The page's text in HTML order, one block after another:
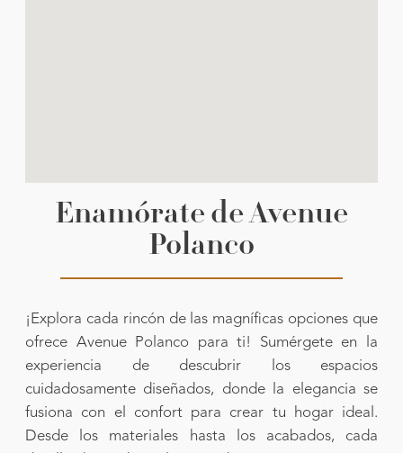
Enamórate de Avenue
Polanco
¡Explora cada rincón de las magníficas opciones que
ofrece Avenue Polanco para ti! Sumérgete en la
experiencia de descubrir los espacios
cuidadosamente diseñados, donde la elegancia se
fusiona con el confort para crear tu hogar ideal.
Desde los materiales hasta los acabados, cada